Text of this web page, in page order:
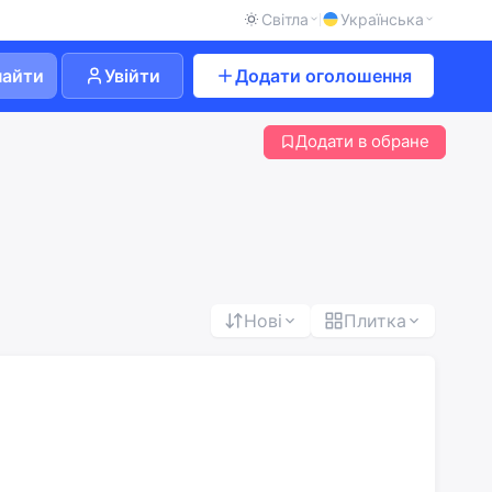
Світла Українська
Увійти Додати оголошення
Додати в обране
Нові Плитка